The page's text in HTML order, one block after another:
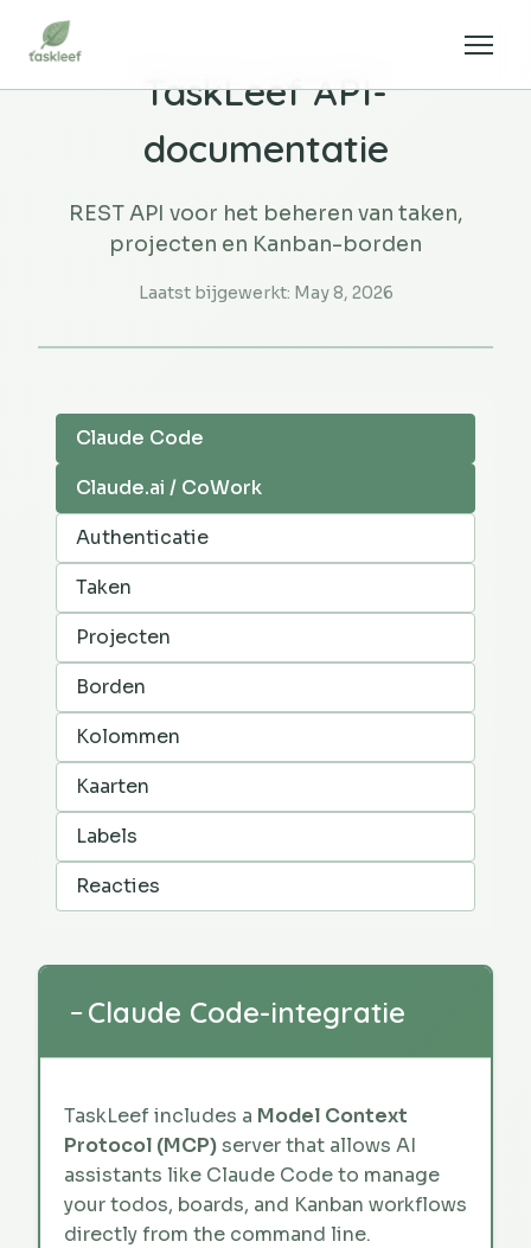
TaskLeef API-
documentatie
REST API voor het beheren van taken,
projecten en Kanban-borden
Laatst bijgewerkt: May 8, 2026
Claude Code
Claude.ai / CoWork
Authenticatie
Taken
Projecten
Borden
Kolommen
Kaarten
Labels
Reacties
− Claude Code-integratie
TaskLeef includes a Model Context
Protocol (MCP)server that allows AI
assistants like Claude Code to manage
your todos, boards, and Kanban workflows
directly from the command line.